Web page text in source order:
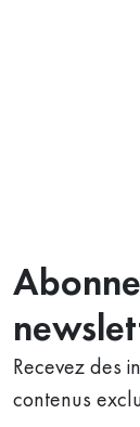
Recevez des
contenus